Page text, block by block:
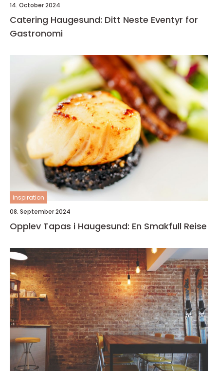
14. October 2024
Catering Haugesund: Ditt Neste Eventyr for
Gastronomi
inspiration
08. September 2024
Opplev Tapas i Haugesund: En Smakfull Reise